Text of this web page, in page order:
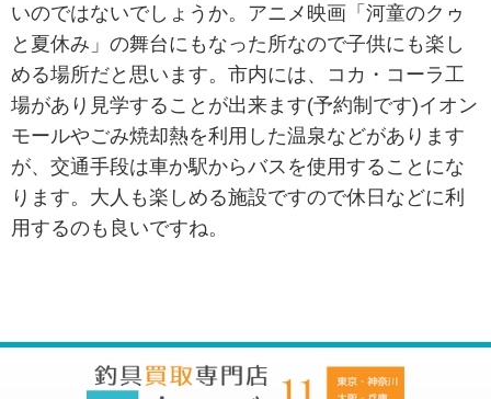
いのではないでしょうか。アニメ映画「河童のクゥ
と夏休み」の舞台にもなった所なので子供にも楽し
める場所だと思います。市内には、コカ・コーラ工
場があり見学することが出来ます(予約制です)イオン
モールやごみ焼却熱を利用した温泉などがあります
が、交通手段は車か駅からバスを使用することにな
ります。大人も楽しめる施設ですので休日などに利
用するのも良いですね。